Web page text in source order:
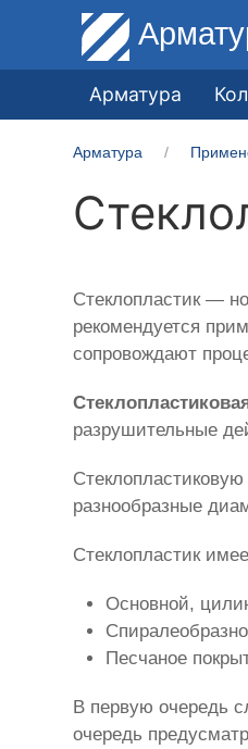
Арматура
Арматура
Стеклопластик —
рекомендуется
сопровождают
разрушительные
разнообразные
Стеклопластик
Основной,
Песчаное
В первую очередь
очередь